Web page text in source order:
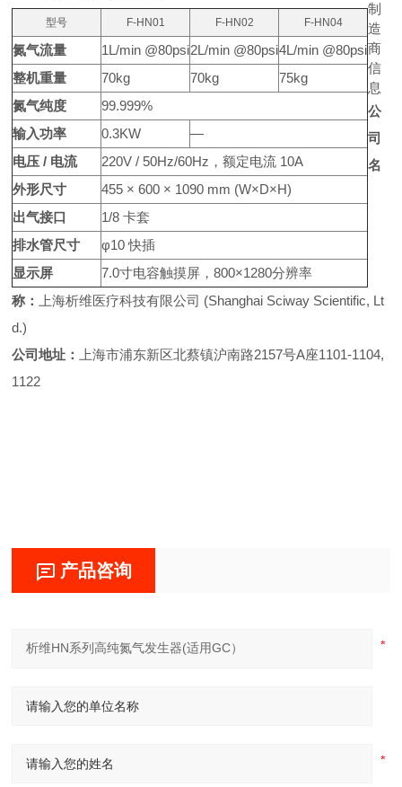
型号 F-HN01 F-HN02 F-HN04
氮气流量 1L/min @80psi2L/min @80psi4L/min @80psi
整机重量
70kg 70kg
75kg
氮气纯度
99.999%
输入功率
0.3KW
—
电压 / 电流
220V / 50Hz/60Hz，额定电流 10A
外形尺寸
455 × 600 × 1090 mm (W×D×H)
出气接口
1/8 卡套
排水管尺寸
φ10 快插
显示屏
7.0寸电容触摸屏，800×1280分辨率
制
造
商
信
息
公
司
名
称：
上海析维医疗科技有限公司 (Shanghai Sciway Scientific, Lt
d.)
公司地址：
上海市浦东新区北蔡镇沪南路2157号A座1101-1104,
1122
产品咨询